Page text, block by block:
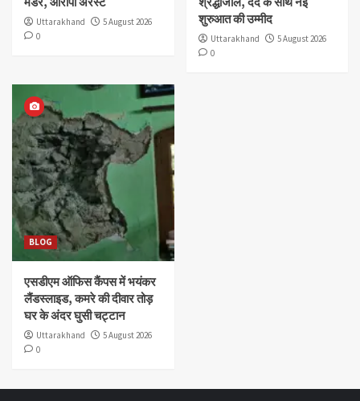
Uttarakhand
5 August 2026
0
शुरुआत की उम्मीद
Uttarakhand
5 August 2026
0
BLOG
एसडीएम ऑफिस कैंपस में भयंकर
लैंडस्लाइड, कमरे की दीवार तोड़
घर के अंदर घुसी चट्टान
Uttarakhand
5 August 2026
0